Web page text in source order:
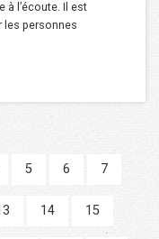
à l’écoute. Il est
les personnes
5 6 7
14 15